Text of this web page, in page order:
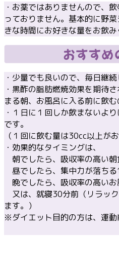
・お薬ではありませんので、
っておりません。基本的に野
きな時間にお好きな量をお飲み
・少量でも良いので、毎日継
・黒酢の脂肪燃焼効果を期待
まる朝、お風呂に入る前に飲む
・１日に１回しか飲まないよ
です。
（１回に飲む量は30cc以上が
・効果的なタイミングは、
朝でしたら、吸収率の高い朝
昼でしたら、集中力が落ち
晩でしたら、吸収率の高いお
又は、就寝30分前（リラッ
ます。）
※ダイエット目的の方は、運動